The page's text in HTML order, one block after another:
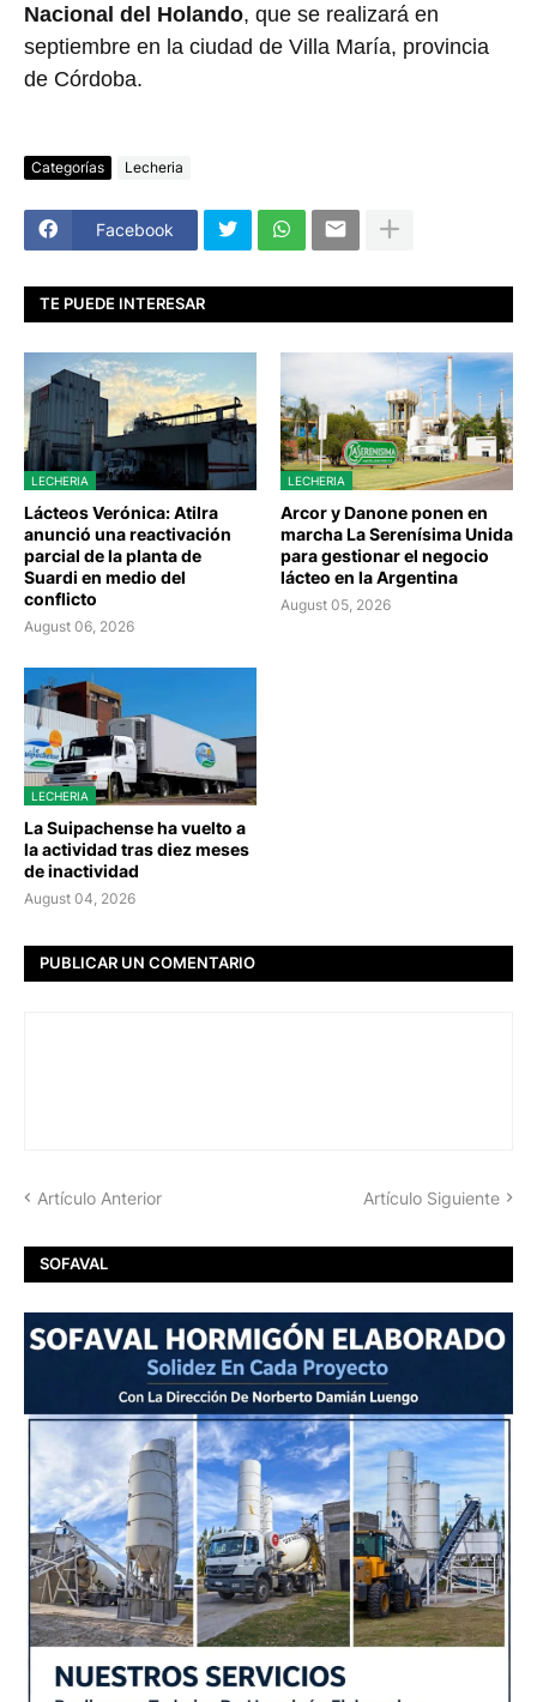
Nacional del Holando, que se realizará en
septiembre en la ciudad de Villa María, provincia
de Córdoba.
Categorías Lecheria
Facebook
TE PUEDE INTERESAR
LECHERIA
Lácteos Verónica: Atilra
anunció una reactivación
parcial de la planta de
Suardi en medio del
conflicto
August 06, 2026
LECHERIA
Arcor y Danone ponen en
marcha La Serenísima Unida
para gestionar el negocio
lácteo en la Argentina
August 05, 2026
LECHERIA
La Suipachense ha vuelto a
la actividad tras diez meses
de inactividad
August 04, 2026
PUBLICAR UN COMENTARIO
Artículo Anterior Artículo Siguiente
SOFAVAL